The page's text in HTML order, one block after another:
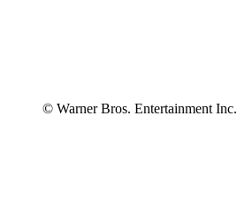
© Warner Bros. Entertainment Inc.